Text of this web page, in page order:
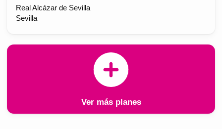
Real Alcázar de Sevilla
Sevilla
Ver más planes